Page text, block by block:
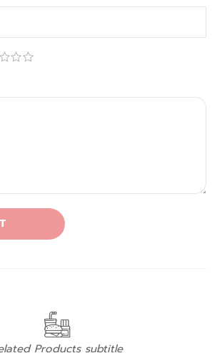
Products subtitle